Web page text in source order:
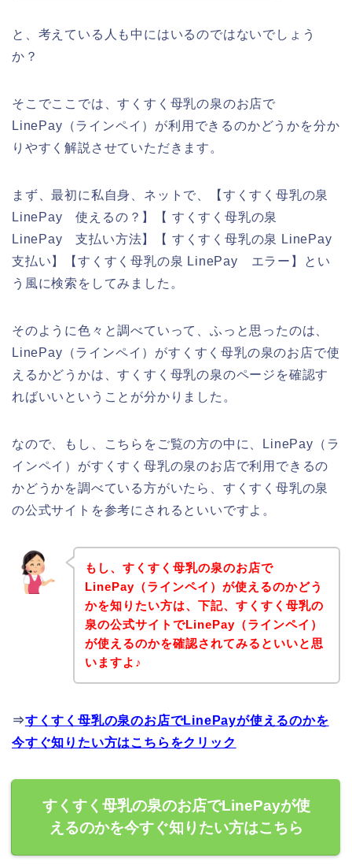
と、考えている人も中にはいるのではないでしょう
か？
そこでここでは、すくすく母乳の泉のお店で
LinePay（ラインペイ）が利用できるのかどうかを分か
りやすく解説させていただきます。
まず、最初に私自身、ネットで、【すくすく母乳の泉
LinePay 使えるの？】【 すくすく母乳の泉
LinePay 支払い方法】【 すくすく母乳の泉 LinePay
支払い】【すくすく母乳の泉 LinePay エラー】とい
う風に検索をしてみました。
そのように色々と調べていって、ふっと思ったのは、
LinePay（ラインペイ）がすくすく母乳の泉のお店で使
えるかどうかは、すくすく母乳の泉のページを確認す
ればいいということが分かりました。
なので、もし、こちらをご覧の方の中に、LinePay（ラ
インペイ）がすくすく母乳の泉のお店で利用できるの
かどうかを調べている方がいたら、すくすく母乳の泉
の公式サイトを参考にされるといいですよ。
もし、すくすく母乳の泉のお店で
LinePay（ラインペイ）が使えるのかどう
かを知りたい方は、下記、すくすく母乳の
泉の公式サイトでLinePay（ラインペイ）
が使えるのかを確認されてみるといいと思
いますよ♪
⇒すくすく母乳の泉のお店でLinePayが使えるのかを
今すぐ知りたい方はこちらをクリック
すくすく母乳の泉のお店でLinePayが使
えるのかを今すぐ知りたい方はこちら